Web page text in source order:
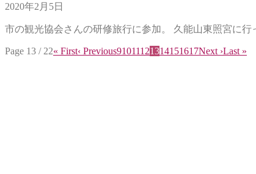
2020年2月5日
市の観光協会さんの研修旅行に参加。 久能山東照宮に行
Page 13 / 22« First‹ Previous91011121314151617Next ›Last »